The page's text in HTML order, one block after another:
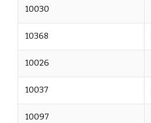
10030
10368
10026
10037
10097